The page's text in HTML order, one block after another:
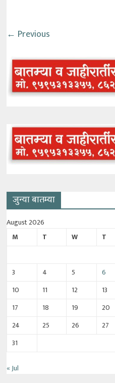
← Previous
जुन्या बातम्या
August 2026
M
T W T
3
4 5 6
10
11 12 13
17
18 19 20
24
25 26 27
31
« Jul